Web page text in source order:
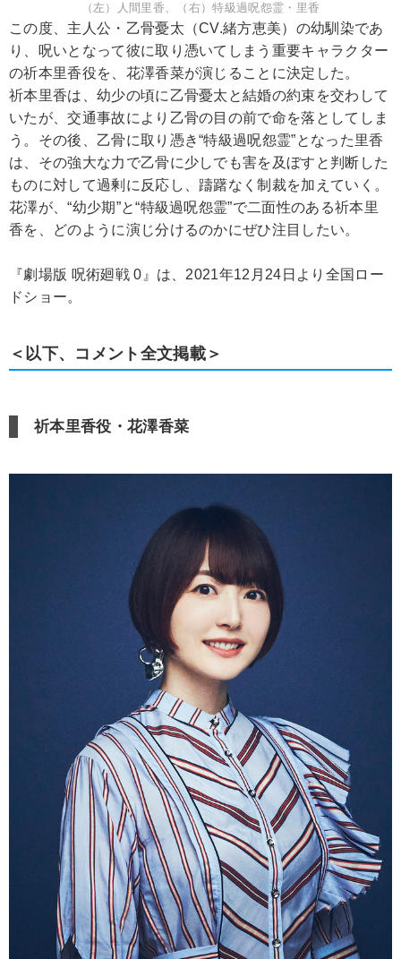
（左）人間里香、（右）特級過呪怨霊・里香
この度、主人公・乙骨憂太（CV.緒方恵美）の幼馴染であ
り、呪いとなって彼に取り憑いてしまう重要キャラクター
の祈本里香役を、花澤香菜が演じることに決定した。
祈本里香は、幼少の頃に乙骨憂太と結婚の約束を交わして
いたが、交通事故により乙骨の目の前で命を落としてしま
う。その後、乙骨に取り憑き“特級過呪怨霊”となった里香
は、その強大な力で乙骨に少しでも害を及ぼすと判断した
ものに対して過剰に反応し、躊躇なく制裁を加えていく。
花澤が、“幼少期”と“特級過呪怨霊”で二面性のある祈本里
香を、どのように演じ分けるのかにぜひ注目したい。
『劇場版 呪術廻戦 0』は、2021年12月24日より全国ロー
ドショー。
＜以下、コメント全文掲載＞
祈本里香役・花澤香菜